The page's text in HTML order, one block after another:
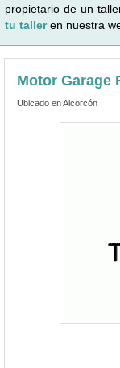
propietario de un
tu talleren nuestra
Motor Garage
Ubicado en Alcorcón